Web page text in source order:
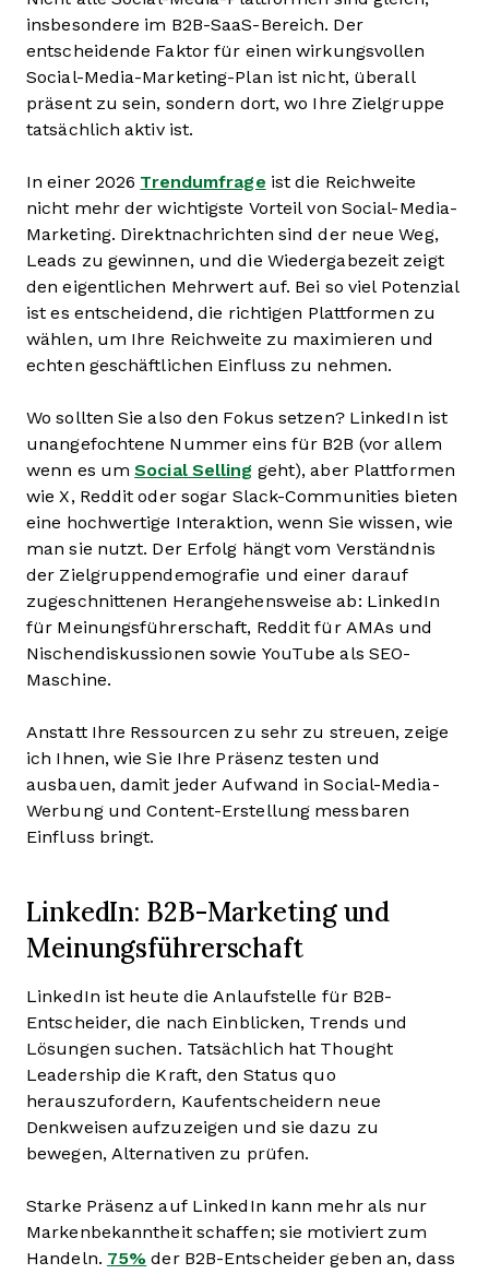
insbesondere im B2B-SaaS-Bereich. Der
entscheidende Faktor für einen wirkungsvollen
Social-Media-Marketing-Plan ist nicht, überall
präsent zu sein, sondern dort, wo Ihre Zielgruppe
tatsächlich aktiv ist.
In einer 2026 Trendumfrage ist die Reichweite
nicht mehr der wichtigste Vorteil von Social-Media-
Marketing. Direktnachrichten sind der neue Weg,
Leads zu gewinnen, und die Wiedergabezeit zeigt
den eigentlichen Mehrwert auf. Bei so viel Potenzial
ist es entscheidend, die richtigen Plattformen zu
wählen, um Ihre Reichweite zu maximieren und
echten geschäftlichen Einfluss zu nehmen.
Wo sollten Sie also den Fokus setzen? LinkedIn ist
unangefochtene Nummer eins für B2B (vor allem
wenn es umSocial Selling geht), aber Plattformen
wie X, Reddit oder sogar Slack-Communities bieten
eine hochwertige Interaktion, wenn Sie wissen, wie
man sie nutzt. Der Erfolg hängt vom Verständnis
der Zielgruppendemografie und einer darauf
zugeschnittenen Herangehensweise ab: LinkedIn
für Meinungsführerschaft, Reddit für AMAs und
Nischendiskussionen sowie YouTube als SEO-
Maschine.
Anstatt Ihre Ressourcen zu sehr zu streuen, zeige
ich Ihnen, wie Sie Ihre Präsenz testen und
ausbauen, damit jeder Aufwand in Social-Media-
Werbung und Content-Erstellung messbaren
Einfluss bringt.
LinkedIn: B2B-Marketing und
Meinungsführerschaft
LinkedIn ist heute die Anlaufstelle für B2B-
Entscheider, die nach Einblicken, Trends und
Lösungen suchen. Tatsächlich hat Thought
Leadership die Kraft, den Status quo
herauszufordern, Kaufentscheidern neue
Denkweisen aufzuzeigen und sie dazu zu
bewegen, Alternativen zu prüfen.
Starke Präsenz auf LinkedIn kann mehr als nur
Markenbekanntheit schaffen; sie motiviert zum
Handeln. 75% der B2B-Entscheider geben an, dass